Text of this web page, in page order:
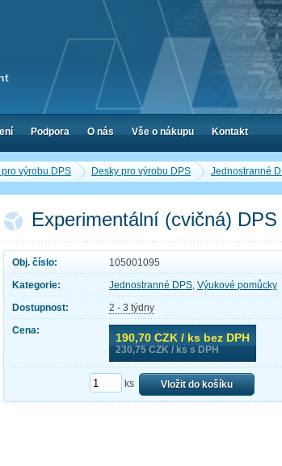
pro výrobu DPS Desky pro výrobu DPS Jednostranné
Experimentální (cvičná)
Obj. číslo:
105001095
Kategorie:
Jednostranné DPS, Výukové pomůcky
Dostupnost:
2 - 3 týdny
Cena:
190,70 CZK / ks bez DPH
230,75 CZK / ks s DPH
ks Vložit do košíku
Podpora O nás Vše o nákupu Kontakt